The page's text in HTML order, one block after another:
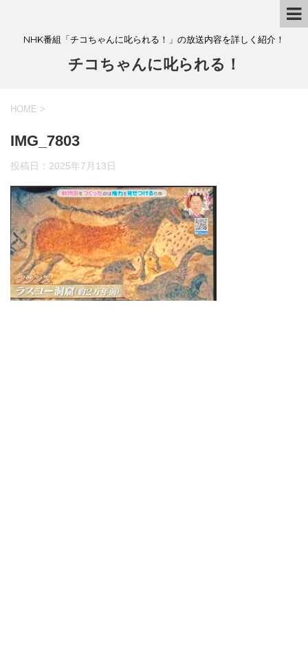
NHK番組「チコちゃんに叱られる！」の放送内容を詳しく紹介！
チコちゃんに叱られる！
HOME >
IMG_7803
投稿日： 2025年7月13日